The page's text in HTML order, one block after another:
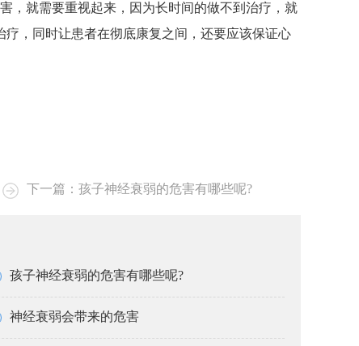
，就需要重视起来，因为长时间的做不到治疗，就
，同时让患者在彻底康复之间，还要应该保证心
下一篇： 孩子神经衰弱的危害有哪些呢?
孩子神经衰弱的危害有哪些呢?
神经衰弱会带来的危害